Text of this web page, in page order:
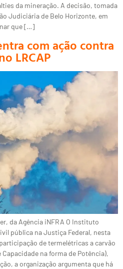
da mineração. A decisão, tomada
Judiciária de Belo Horizonte, em
que […]
com ação contra
LRCAP
da Agência iNFRA O Instituto
pública na Justiça Federal, nesta
de termelétricas a carvão
Capacidade na forma de Potência),
a organização argumenta que há